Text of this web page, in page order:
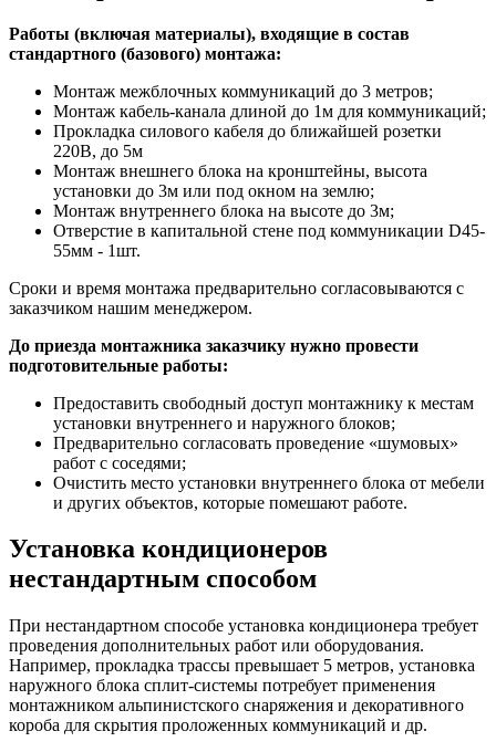
Работы (включая материалы), входящие в состав
стандартного (базового) монтажа:
Монтаж межблочных коммуникаций до 3 метров;
Монтаж кабель-канала длиной до 1м для коммуникаций;
Прокладка силового кабеля до ближайшей розетки
220В, до 5м
Монтаж внешнего блока на кронштейны, высота
установки до 3м или под окном на землю;
Монтаж внутреннего блока на высоте до 3м;
Отверстие в капитальной стене под коммуникации D45-
55мм - 1шт.
Сроки и время монтажа предварительно согласовываются с
заказчиком нашим менеджером.
До приезда монтажника заказчику нужно провести
подготовительные работы:
Предоставить свободный доступ монтажнику к местам
установки внутреннего и наружного блоков;
Предварительно согласовать проведение «шумовых»
работ с соседями;
Очистить место установки внутреннего блока от мебели
и других объектов, которые помешают работе.
Установка кондиционеров
нестандартным способом
При нестандартном способе установка кондиционера требует
проведения дополнительных работ или оборудования.
Например, прокладка трассы превышает 5 метров, установка
наружного блока сплит-системы потребует применения
монтажником альпинистского снаряжения и декоративного
короба для скрытия проложенных коммуникаций и др.